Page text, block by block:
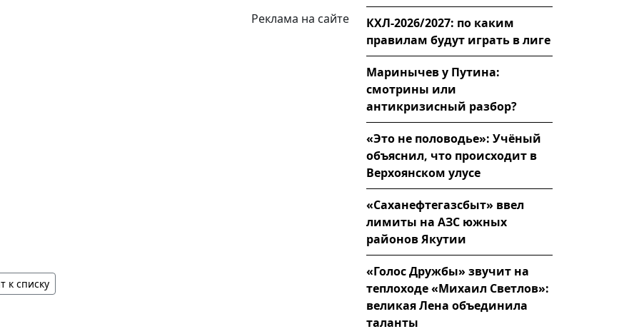
Реклама на сайте
к списку
КХЛ-2026/2027: по каким
правилам будут играть в лиге
Маринычев у Путина:
смотрины или
антикризисный разбор?
«Это не половодье»: Учёный
объяснил, что происходит в
Верхоянском улусе
«Саханефтегазсбыт» ввел
лимиты на АЗС южных
районов Якутии
«Голос Дружбы» звучит на
теплоходе «Михаил Светлов»:
великая Лена объединила
таланты